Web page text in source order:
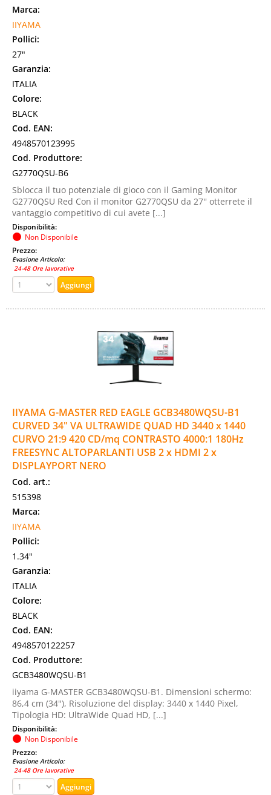
Marca:
IIYAMA
Pollici:
27"
Garanzia:
ITALIA
Colore:
BLACK
Cod. EAN:
4948570123995
Cod. Produttore:
G2770QSU-B6
Sblocca il tuo potenziale di gioco con il Gaming Monitor
G2770QSU Red Con il monitor G2770QSU da 27'' otterrete il
vantaggio competitivo di cui avete [...]
Disponibilità:
Non Disponibile
Prezzo:
Evasione Articolo:
24-48 Ore lavorative
IIYAMA G-MASTER RED EAGLE GCB3480WQSU-B1
CURVED 34" VA ULTRAWIDE QUAD HD 3440 x 1440
CURVO 21:9 420 CD/mq CONTRASTO 4000:1 180Hz
FREESYNC ALTOPARLANTI USB 2 x HDMI 2 x
DISPLAYPORT NERO
Cod. art.:
515398
Marca:
IIYAMA
Pollici:
1.34"
Garanzia:
ITALIA
Colore:
BLACK
Cod. EAN:
4948570122257
Cod. Produttore:
GCB3480WQSU-B1
iiyama G-MASTER GCB3480WQSU-B1. Dimensioni schermo:
86,4 cm (34"), Risoluzione del display: 3440 x 1440 Pixel,
Tipologia HD: UltraWide Quad HD, [...]
Disponibilità:
Non Disponibile
Prezzo:
Evasione Articolo:
24-48 Ore lavorative